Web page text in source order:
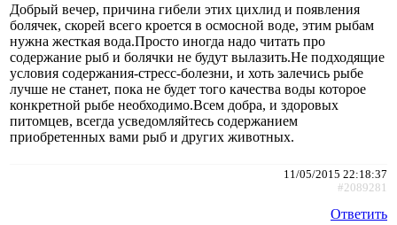
Добрый вечер, причина гибели этих цихлид и появления
болячек, скорей всего кроется в осмосной воде, этим рыбам
нужна жесткая вода.Просто иногда надо читать про
содержание рыб и болячки не будут вылазить.Не подходящие
условия содержания-стресс-болезни, и хоть залечись рыбе
лучше не станет, пока не будет того качества воды которое
конкретной рыбе необходимо.Всем добра, и здоровых
питомцев, всегда усведомляйтесь содержанием
приобретенных вами рыб и других животных.
11/05/2015 22:18:37
#2089281
Ответить